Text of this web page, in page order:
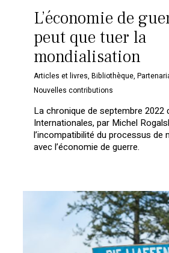
L’économie de
peut que tuer la
mondialisation
Articles et livres,Bibliothèque,
Nouvelles contributions
La chronique de septembre 2022
Internationales, par Michel
l’incompatibilité du processus de
avec l’économie de guerre.